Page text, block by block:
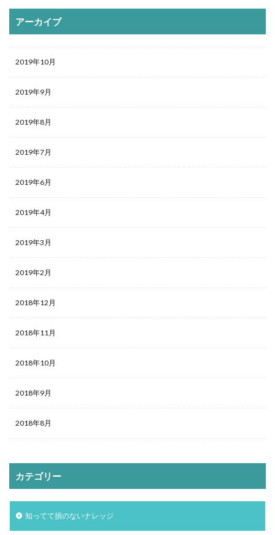
アーカイブ
2019年10月
2019年9月
2019年8月
2019年7月
2019年6月
2019年4月
2019年3月
2019年2月
2018年12月
2018年11月
2018年10月
2018年9月
2018年8月
カテゴリー
知ってて損のないナレッジ